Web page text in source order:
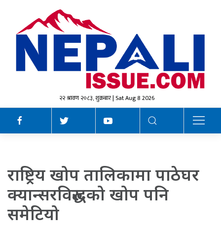
२२ श्रावण २०८३, शुक्रबार | Sat Aug 8 2026
राष्ट्रिय खोप तालिकामा पाठेघर
क्यान्सरविरुद्धको खोप पनि
समेटियो